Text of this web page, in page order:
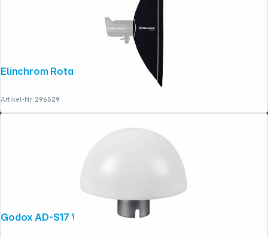
Elinchrom Rotalux Stripbox 35x90 cm
Artikel-Nr.:296529
Godox AD-S17 Weitwinkel-Diffuser